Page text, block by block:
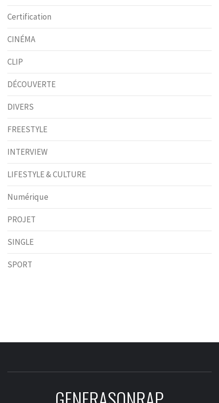
Certification
CINÉMA
CLIP
DÉCOUVERTE
DIVERS
FREESTYLE
INTERVIEW
LIFESTYLE & CULTURE
Numérique
PROJET
SINGLE
SPORT